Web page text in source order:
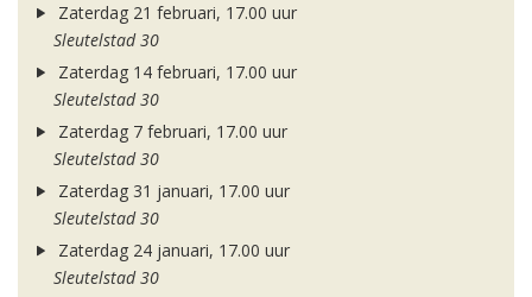
Zaterdag 21 februari, 17.00 uur
Sleutelstad 30
Zaterdag 14 februari, 17.00 uur
Sleutelstad 30
Zaterdag 7 februari, 17.00 uur
Sleutelstad 30
Zaterdag 31 januari, 17.00 uur
Sleutelstad 30
Zaterdag 24 januari, 17.00 uur
Sleutelstad 30